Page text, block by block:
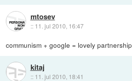
mtosev
:: 11. jul 2010, 16:47
communism + google = lovely partnership
kitaj
:: 11. jul 2010, 18:41